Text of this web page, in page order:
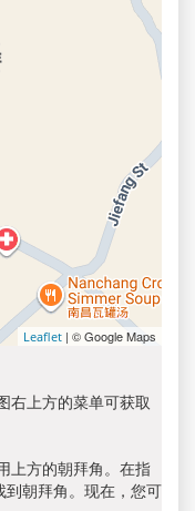
Leaflet | © Google Maps
右上方的菜单可获取
上方的朝拜角。在指
朝拜角。现在，您可